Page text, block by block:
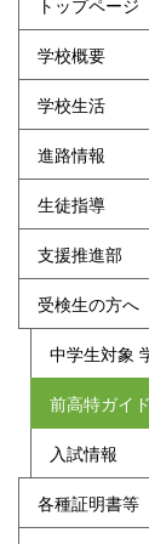
学校概要
学校生活
進路情報
生徒指導
支援推進部
受検生の方へ
中学生対象
前高特ガイ
入試情報
各種証明書等